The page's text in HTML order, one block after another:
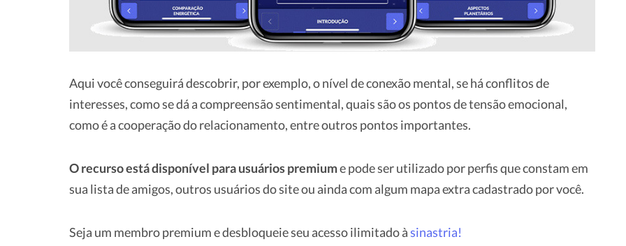
Aqui você conseguirá descobrir, por exemplo, o nível de conexão mental, se há conflitos de
interesses, como se dá a compreensão sentimental, quais são os pontos de tensão emocional,
como é a cooperação do relacionamento, entre outros pontos importantes.
O recurso está disponível para usuários premiume pode ser utilizado por perfis que constam em
sua lista de amigos, outros usuários do site ou ainda com algum mapa extra cadastrado por você.
Seja um membro premium e desbloqueie seu acesso ilimitado àsinastria!